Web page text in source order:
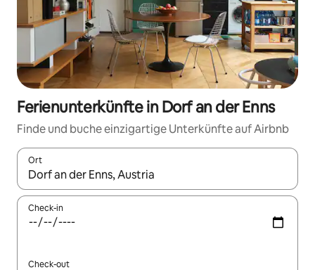
Ferienunterkünfte in Dorf an der Enns
Finde und buche einzigartige Unterkünfte auf Airbnb
Ort
Wenn Ergebnisse verfügbar sind, navigiere mit den
Check-in
Check-out